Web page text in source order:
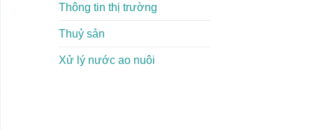
Thông tin thị trường
Thuỷ sản
Xử lý nước ao nuôi